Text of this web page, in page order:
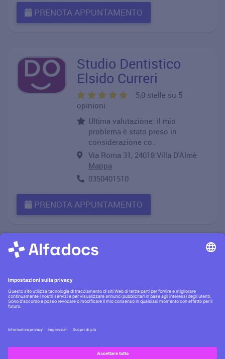
PRENOTA APPUNTAMENTO
Studio Dentistico
Elsido Curreri
5,0 stelle su 5
opinioni
Ultima valutazione: il mio
problema è stato preso in
considerazione co..
Via Roma 31, 24018 Villa D'Almè
Mappa
0350401510
PRENOTA APPUNTAMENTO
Informativa privacy·|· Condizioni generali·|·
Scopri lasicurezza AlfaDocs